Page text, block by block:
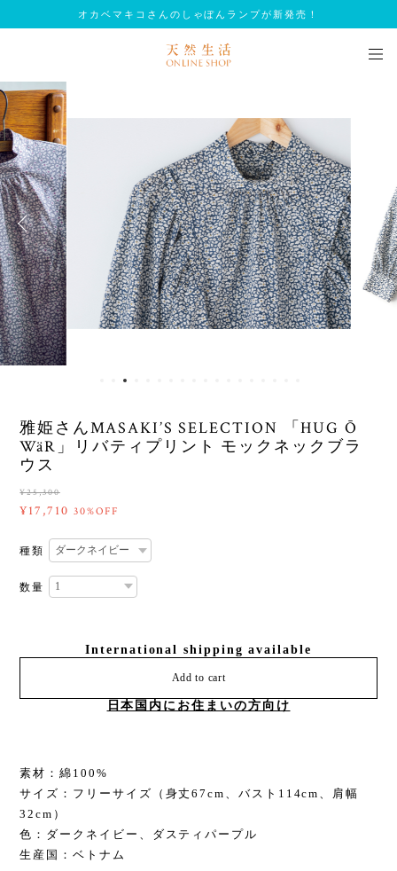
オカベマキコさんのしゃぼんランプが新発売！
雅姫さんMASAKI’S SELECTION 「HUG Ō
WäR」リバティプリント モックネックブラ
ウス
¥25,300
¥17,710 30%OFF
種類
数量
International shipping available
Add to cart
日本国内にお住まいの方向け
素材：綿100%
サイズ：フリーサイズ（身丈67cm、バスト114cm、肩幅
32cm）
色：ダークネイビー、ダスティパープル
生産国：ベトナム